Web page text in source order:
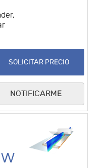
SOLICITAR PRECIO
NOTIFICARME